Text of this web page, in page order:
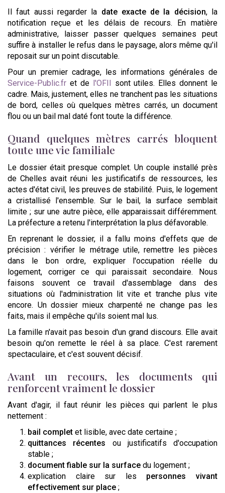
Il faut aussi regarder la date exacte de la décision, la
notification reçue et les délais de recours. En matière
administrative, laisser passer quelques semaines peut
suffire à installer le refus dans le paysage, alors même qu'il
reposait sur un point discutable.
Pour un premier cadrage, les informations générales de
Service-Public.fr et de l'OFII sont utiles. Elles donnent le
cadre. Mais, justement, elles ne tranchent pas les situations
de bord, celles où quelques mètres carrés, un document
flou ou un bail mal daté font toute la différence.
Quand quelques mètres carrés bloquent
toute une vie familiale
Le dossier était presque complet. Un couple installé près
de Chelles avait réuni les justificatifs de ressources, les
actes d'état civil, les preuves de stabilité. Puis, le logement
a cristallisé l'ensemble. Sur le bail, la surface semblait
limite ; sur une autre pièce, elle apparaissait différemment.
La préfecture a retenu l'interprétation la plus défavorable.
En reprenant le dossier, il a fallu moins d'effets que de
précision : vérifier le métrage utile, remettre les pièces
dans le bon ordre, expliquer l'occupation réelle du
logement, corriger ce qui paraissait secondaire. Nous
faisons souvent ce travail d'assemblage dans des
situations où l'administration lit vite et tranche plus vite
encore. Un dossier mieux charpenté ne change pas les
faits, mais il empêche qu'ils soient mal lus.
La famille n'avait pas besoin d'un grand discours. Elle avait
besoin qu'on remette le réel à sa place. C'est rarement
spectaculaire, et c'est souvent décisif.
Avant un recours, les documents qui
renforcent vraiment le dossier
Avant d'agir, il faut réunir les pièces qui parlent le plus
nettement :
bail complet et lisible, avec date certaine ;
quittances récentes ou justificatifs d'occupation
stable ;
document fiable sur la surface du logement ;
explication claire sur les personnes vivant
effectivement sur place ;